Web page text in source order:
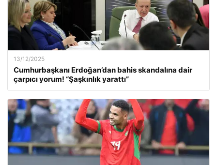
13/12/2025
Cumhurbaşkanı Erdoğan’dan bahis skandalına dair
çarpıcı yorum! “Şaşkınlık yarattı”